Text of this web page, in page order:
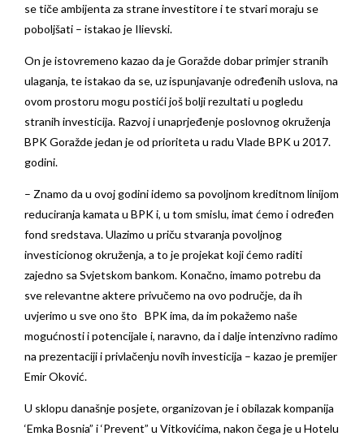
se tiče ambijenta za strane investitore i te stvari moraju se
poboljšati – istakao je Ilievski.
On je istovremeno kazao da je Goražde dobar primjer stranih
ulaganja, te istakao da se, uz ispunjavanje određenih uslova, na
ovom prostoru mogu postići još bolji rezultati u pogledu
stranih investicija. Razvoj i unaprjeđenje poslovnog okruženja
BPK Goražde jedan je od prioriteta u radu Vlade BPK u 2017.
godini.
– Znamo da u ovoj godini idemo sa povoljnom kreditnom linijom
reduciranja kamata u BPK i, u tom smislu, imat ćemo i određen
fond sredstava. Ulazimo u priču stvaranja povoljnog
investicionog okruženja, a to je projekat koji ćemo raditi
zajedno sa Svjetskom bankom. Konačno, imamo potrebu da
sve relevantne aktere privučemo na ovo područje, da ih
uvjerimo u sve ono što BPK ima, da im pokažemo naše
mogućnosti i potencijale i, naravno, da i dalje intenzivno radimo
na prezentaciji i privlačenju novih investicija – kazao je premijer
Emir Oković.
U sklopu današnje posjete, organizovan je i obilazak kompanija
‘Emka Bosnia” i ‘Prevent” u Vitkovićima, nakon čega je u Hotelu